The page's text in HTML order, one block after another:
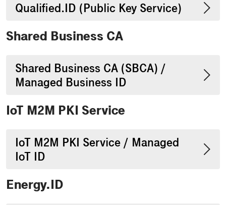
Qualified.ID (Public Key Service)
Shared Business CA
Shared Business CA (SBCA) /
Managed Business ID
IoT M2M PKI Service
IoT M2M PKI Service / Managed
IoT ID
Energy.ID